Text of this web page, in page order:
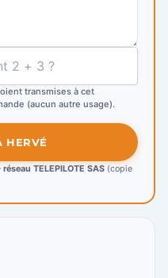
transmises à cet
(aucun autre usage).
HERVÉ
TELEPILOTE SAS (copie